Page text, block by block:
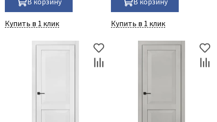
Купить в 1 клик Купить в 1 клик